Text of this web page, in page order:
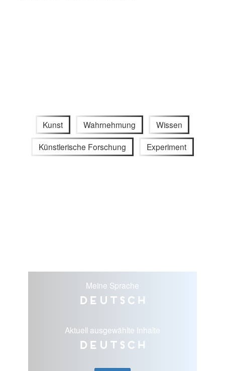
Kunst Wahrnehmung Wissen
Künstlerische Forschung Experiment
Meine Sprache
Deutsch
Aktuell ausgewählte Inhalte
Deutsch